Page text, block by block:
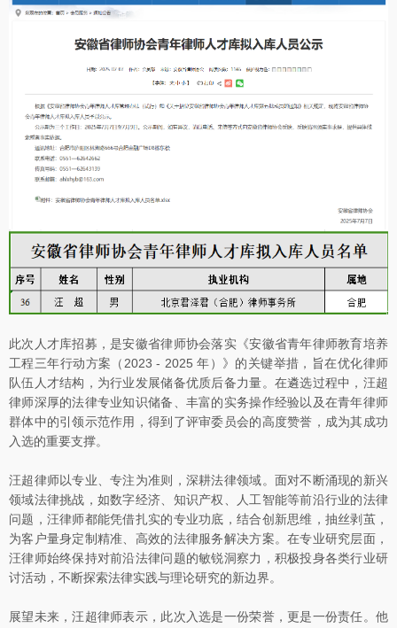
此次人才库招募，是安徽省律师协会落实《安徽省青年律师教育培养
工程三年行动方案（2023 - 2025 年）》的关键举措，旨在优化律师
队伍人才结构，为行业发展储备优质后备力量。在遴选过程中，汪超
律师深厚的法律专业知识储备、丰富的实务操作经验以及在青年律师
群体中的引领示范作用，得到了评审委员会的高度赞誉，成为其成功
入选的重要支撑。
汪超律师以专业、专注为准则，深耕法律领域。面对不断涌现的新兴
领域法律挑战，如数字经济、知识产权、人工智能等前沿行业的法律
问题，汪律师都能凭借扎实的专业功底，结合创新思维，抽丝剥茧，
为客户量身定制精准、高效的法律服务解决方案。在专业研究层面，
汪律师始终保持对前沿法律问题的敏锐洞察力，积极投身各类行业研
讨活动，不断探索法律实践与理论研究的新边界。
展望未来，汪超律师表示，此次入选是一份荣誉，更是一份责任。他